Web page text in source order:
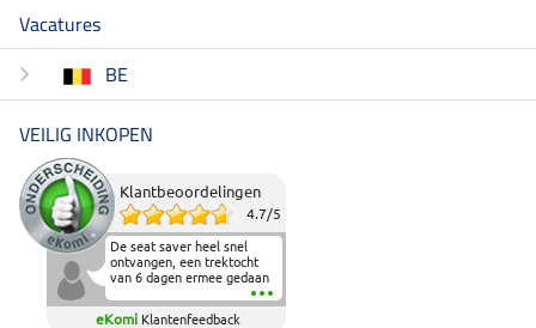
Vacatures
BE
VEILIG INKOPEN
Klantbeoordelingen
4.7/5
De seat saver heel snel
ontvangen, een trektocht
van 6 dagen ermee gedaan
en deze heeft de beproeving
fantastisch doorstaan.
Heerlijk zacht om op te
eKomi Klantenfeedback